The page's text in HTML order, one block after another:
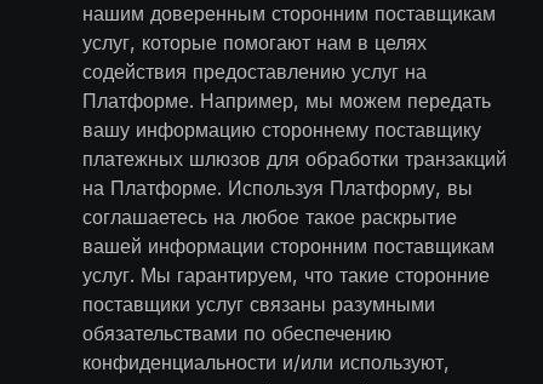
нашим доверенным сторонним поставщикам
услуг, которые помогают нам в целях
содействия предоставлению услуг на
Платформе. Например, мы можем передать
вашу информацию стороннему поставщику
платежных шлюзов для обработки транзакций
на Платформе. Используя Платформу, вы
соглашаетесь на любое такое раскрытие
вашей информации сторонним поставщикам
услуг. Мы гарантируем, что такие сторонние
поставщики услуг связаны разумными
обязательствами по обеспечению
конфиденциальности и/или используют,